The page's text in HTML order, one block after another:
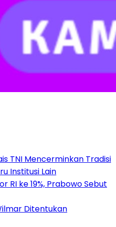
TNI Mencerminkan Tradisi
Institusi Lain
RI ke 19%, Prabowo Sebut
Ditentukan